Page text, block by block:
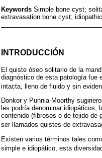
Keywords Simple bone cyst;
extravasation bone cyst;
INTRODUCCIÓN
El quiste óseo solitario de la
diagnóstico de esta patología fue
intacta, lleno de fluido y sin
Donkor y Punnia-Moorthy
les podría denominar idiopáticos;
contenido (fibrosos o de tejido de
ser llamados quistes de
Existen varios términos tales
simple e idiopático, esta